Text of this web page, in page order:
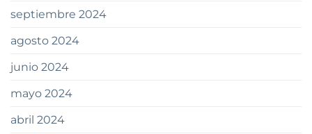
septiembre 2024
agosto 2024
junio 2024
mayo 2024
abril 2024